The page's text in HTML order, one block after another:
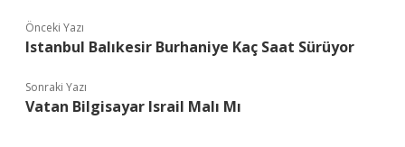
Önceki Yazı
Istanbul Balıkesir Burhaniye Kaç Saat Sürüyor
Sonraki Yazı
Vatan Bilgisayar Israil Malı Mı